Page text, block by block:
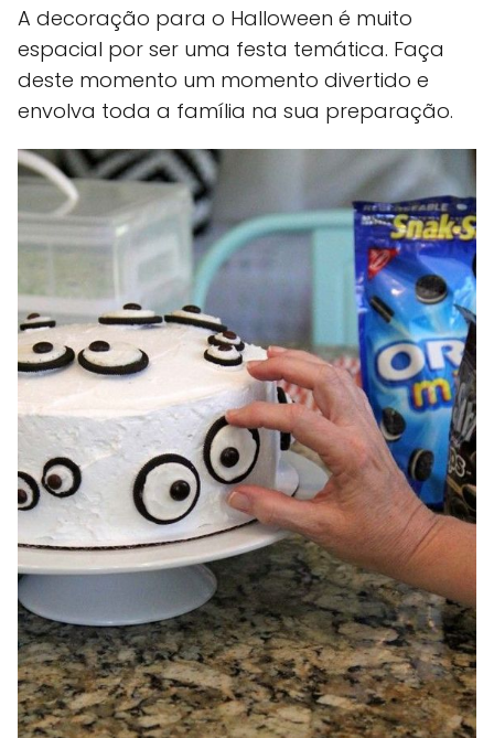
A decoração para o Halloween é muito
espacial por ser uma festa temática. Faça
deste momento um momento divertido e
envolva toda a família na sua preparação.